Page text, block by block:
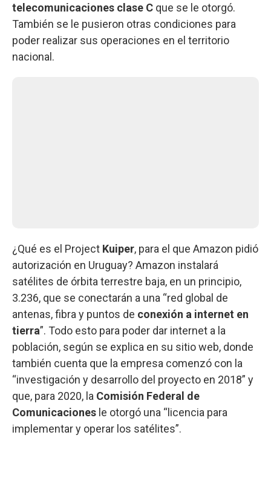
telecomunicaciones clase C que se le otorgó.
También se le pusieron otras condiciones para
poder realizar sus operaciones en el territorio
nacional.
¿Qué es el Project Kuiper, para el que Amazon pidió
autorización en Uruguay? Amazon instalará
satélites de órbita terrestre baja, en un principio,
3.236, que se conectarán a una “red global de
antenas, fibra y puntos de conexión a internet en
tierra”. Todo esto para poder dar internet a la
población, según se explica en su sitio web, donde
también cuenta que la empresa comenzó con la
“investigación y desarrollo del proyecto en 2018” y
que, para 2020, la Comisión Federal de
Comunicaciones le otorgó una “licencia para
implementar y operar los satélites”.